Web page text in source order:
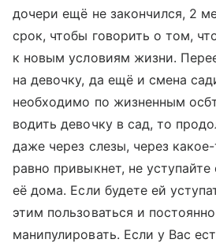
дочери ещё не закончился, 2
срок, чтобы говорить о том,
к новым условиям жизни.
на девочку, да ещё и смена
необходимо по жизненным
водить девочку в сад, то
даже через слезы, через
равно привыкнет, не уступайте
её дома. Если будете ей
этим пользоваться и
манипулировать. Если у Вас